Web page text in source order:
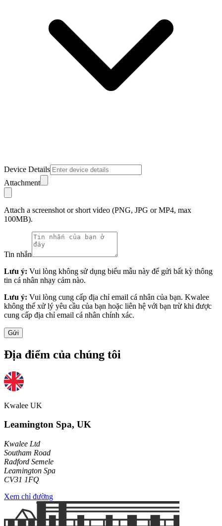
Device Details
Attachment
Attach a screenshot or short video (PNG, JPG or MP4, max
100MB).
Tin nhắn
Lưu ý: Vui lòng không sử dụng biểu mẫu này để gửi bất kỳ thông
tin cá nhân nhạy cảm nào.
Lưu ý: Vui lòng cung cấp địa chỉ email cá nhân của bạn. Kwalee
không thể xử lý yêu cầu của bạn hoặc liên hệ với bạn trừ khi được
cung cấp địa chỉ email cá nhân chính xác.
Gửi
Địa điểm của chúng tôi
Kwalee UK
Leamington Spa, UK
Kwalee Ltd
Southam Road
Radford Semele
Leamington Spa
CV31 1FQ
Xem chỉ đường